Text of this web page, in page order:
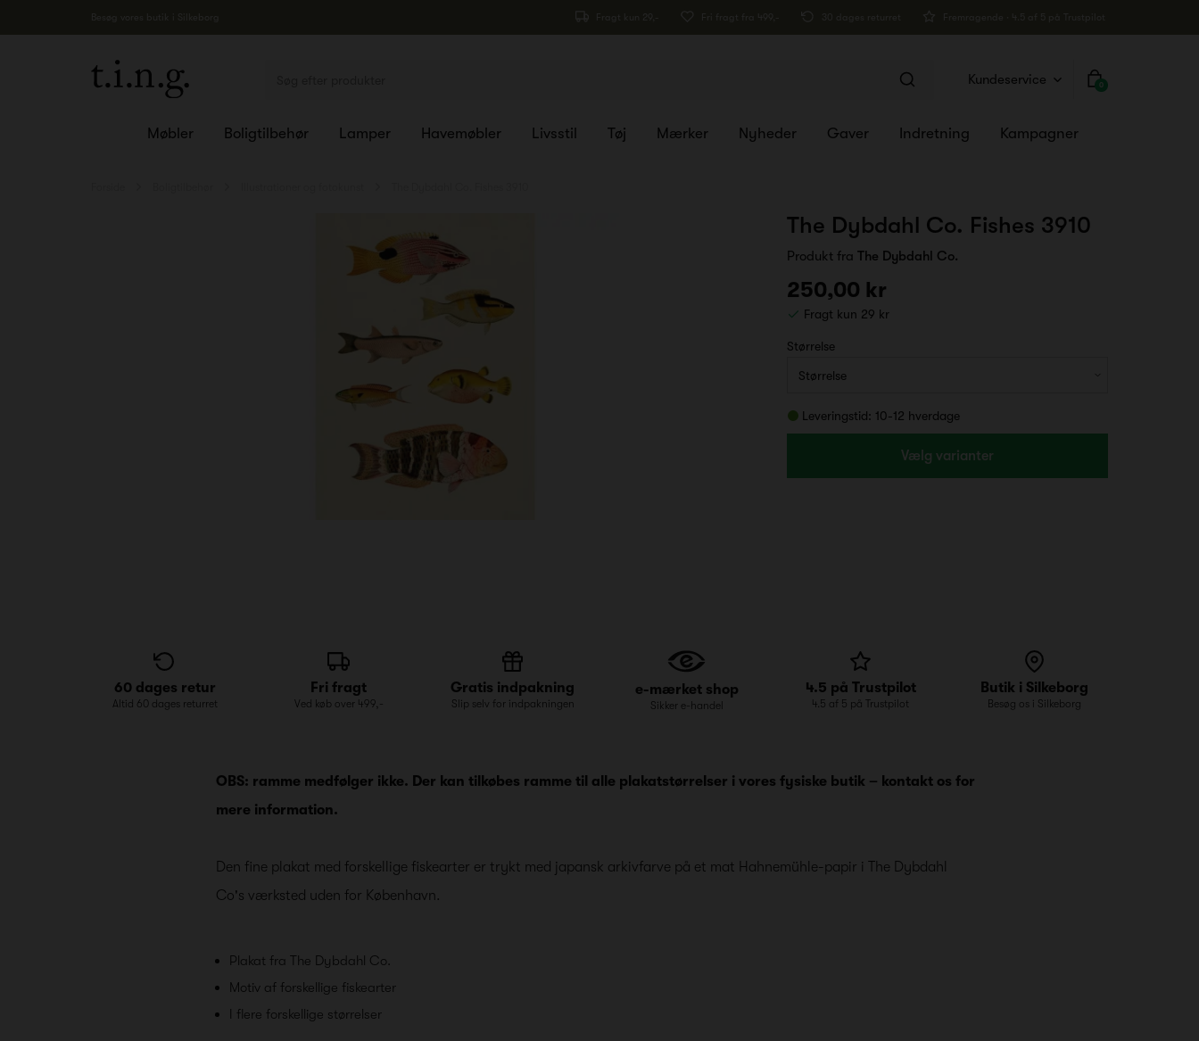
0
Kundeservice
Møbler Boligtilbehør Lamper Havemøbler Livsstil Tøj Mærker Nyheder Gaver Indretning Kampagner
The Dybdahl Co. Fishes 3910
Produkt fra The Dybdahl Co.
250,00 kr
Fragt kun 29 kr
Størrelse
Leveringstid: 10-12 hverdage
Vælg varianter
60 dages retur
Altid 60 dages returret
Fri fragt
Ved køb over 499,-
Gratis indpakning
Slip selv for indpakningen
e-mærket shop
Sikker e-handel
4.5 på Trustpilot
4.5 af 5 på Trustpilot
Butik i Silkeborg
Besøg os i Silkeborg
OBS: ramme medfølger ikke. Der kan tilkøbes ramme til alle plakatstørrelser i vores fysiske butik – kontakt os for
mere information.
Den fine plakat med forskellige fiskearter er trykt med japansk arkivfarve på et mat Hahnemühle-papir i The Dybdahl
Co's værksted uden for København.
Plakat fra The Dybdahl Co.
Motiv af forskellige fiskearter
I flere forskellige størrelser